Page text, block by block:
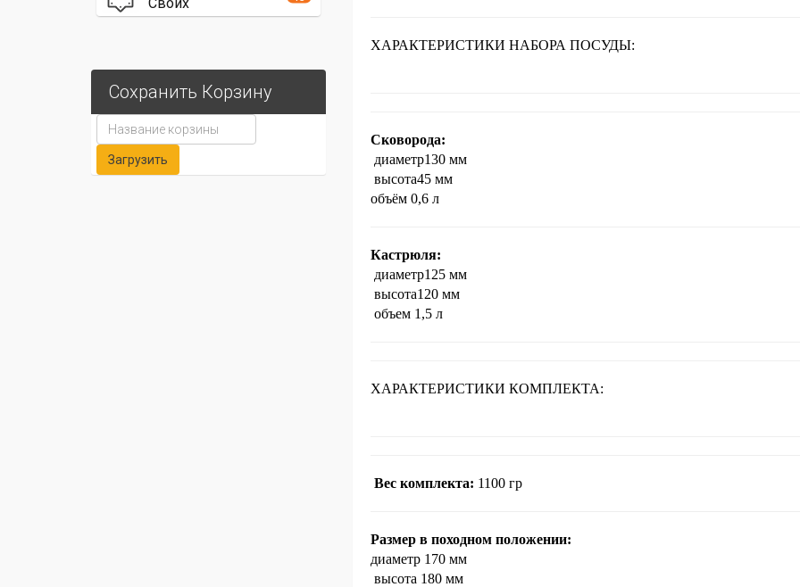
ХАРАКТЕРИСТИКИ НАБОРА ПОСУДЫ:
Сковорода:
диаметр130 мм
высота45 мм
объём 0,6 л
Кастрюля:
диаметр125 мм
высота120 мм
объем 1,5 л
ХАРАКТЕРИСТИКИ КОМПЛЕКТА:
Вес комплекта: 1100 гр
Размер в походном положении:
диаметр 170 мм
высота 180 мм
Сохранить Корзину